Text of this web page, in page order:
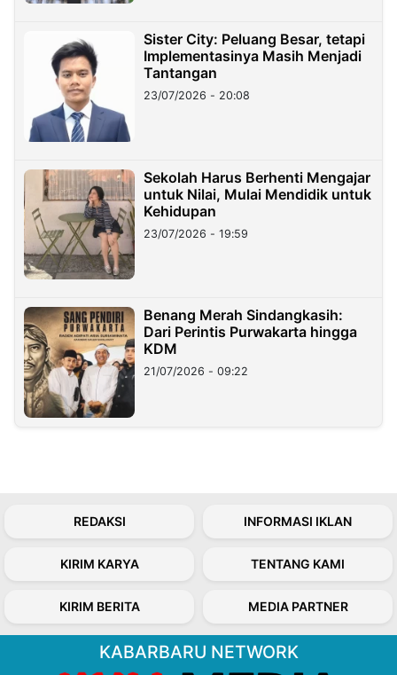
Sister City: Peluang Besar, tetapi
Implementasinya Masih Menjadi
Tantangan
23/07/2026 - 20:08
Sekolah Harus Berhenti Mengajar
untuk Nilai, Mulai Mendidik untuk
Kehidupan
23/07/2026 - 19:59
Benang Merah Sindangkasih:
Dari Perintis Purwakarta hingga
KDM
21/07/2026 - 09:22
REDAKSI INFORMASI IKLAN
KIRIM KARYA TENTANG KAMI
KIRIM BERITA MEDIA PARTNER
KABARBARU NETWORK